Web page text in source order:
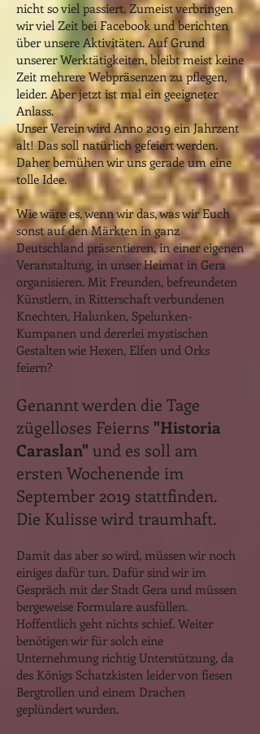
nicht so viel passiert. Zumeist verbringen
wir viel Zeit bei Facebook und berichten
über unsere Aktivitäten. Auf Grund
unserer Werktätigkeiten, bleibt meist keine
Zeit mehrere Webpräsenzen zu pflegen,
leider. Aber jetzt ist mal ein geeigneter
Anlass.
Unser Verein wird Anno 2019 ein Jahrzent
alt! Das soll natürlich gefeiert werden.
Daher bemühen wir uns gerade um eine
tolle Idee.
Wie wäre es, wenn wir das, was wir Euch
sonst auf den Märkten in ganz
Deutschland präsentieren, in einer eigenen
Veranstaltung, in unser Heimat in Gera
organisieren. Mit Freunden, befreundeten
Künstlern, in Ritterschaft verbundenen
Knechten, Halunken, Spelunken-
Kumpanen und dererlei mystischen
Gestalten wie Hexen, Elfen und Orks
feiern?
Genannt werden die Tage
zügelloses Feierns "Historia
Caraslan" und es soll am
ersten Wochenende im
September 2019 stattfinden.
Die Kulisse wird traumhaft.
Damit das aber so wird, müssen wir noch
einiges dafür tun. Dafür sind wir im
Gespräch mit der Stadt Gera und müssen
bergeweise Formulare ausfüllen.
Hoffentlich geht nichts schief. Weiter
benötigen wir für solch eine
Unternehmung richtig Unterstützung, da
des Königs Schatzkisten leider von fiesen
Bergtrollen und einem Drachen
geplündert wurden.